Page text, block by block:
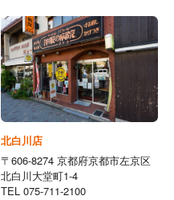
北白川店
〒606-8274 京都府京都市左京区
北白川大堂町1-4
TEL 075-711-2100